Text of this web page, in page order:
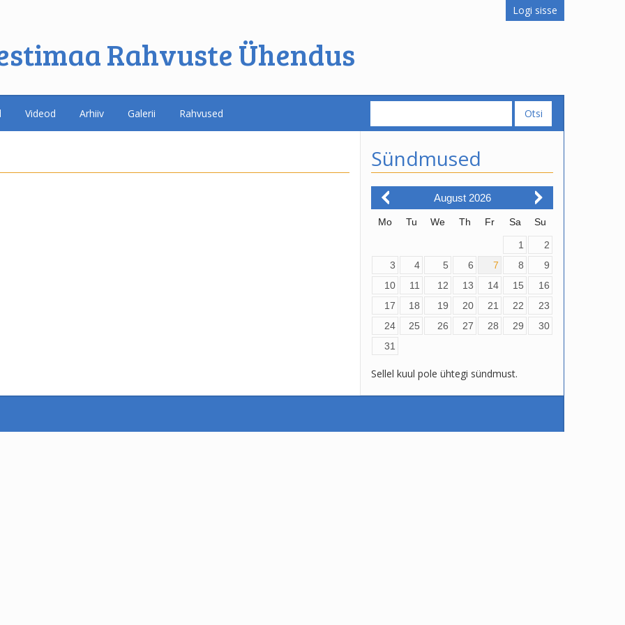
Logi sisse
Rahvuste Ühendus
Videod Arhiiv Galerii Rahvused
Sündmused
August 2026
Mo Tu We Th Fr Sa Su
1
2
3
4 5 6 7 8
9
10
11 12 13 14 15
16
17
18 19 20 21 22
23
24
25 26 27 28 29
30
31
Sellel kuul pole ühtegi sündmust.